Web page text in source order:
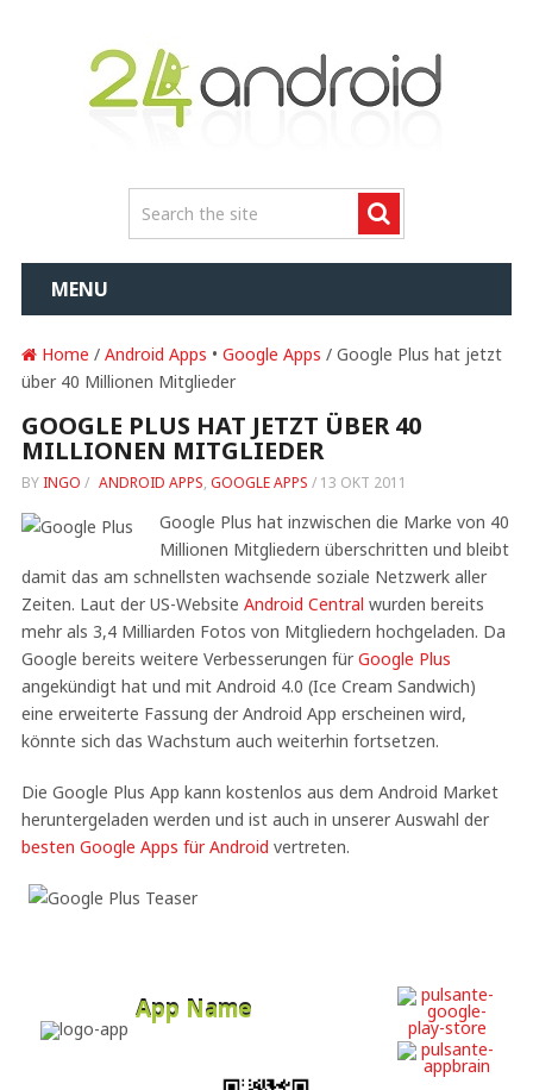
MENU
Home / Android Apps • Google Apps / Google Plus hat jetzt
über 40 Millionen Mitglieder
GOOGLE PLUS HAT JETZT ÜBER 40
MILLIONEN MITGLIEDER
BY INGO / ANDROID APPS, GOOGLE APPS / 13 OKT 2011
Google Plus hat inzwischen die Marke von 40
Millionen Mitgliedern überschritten und bleibt
damit das am schnellsten wachsende soziale Netzwerk aller
Zeiten. Laut der US-Website Android Central wurden bereits
mehr als 3,4 Milliarden Fotos von Mitgliedern hochgeladen. Da
Google bereits weitere Verbesserungen für Google Plus
angekündigt hat und mit Android 4.0 (Ice Cream Sandwich)
eine erweiterte Fassung der Android App erscheinen wird,
könnte sich das Wachstum auch weiterhin fortsetzen.
Die Google Plus App kann kostenlos aus dem Android Market
heruntergeladen werden und ist auch in unserer Auswahl der
besten Google Apps für Android vertreten.
App Name